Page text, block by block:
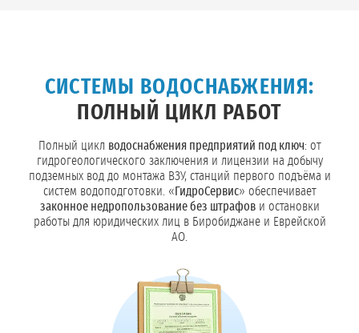
СИСТЕМЫ ВОДОСНАБЖЕНИЯ:
ПОЛНЫЙ ЦИКЛ РАБОТ
Полный цикл водоснабжения предприятий под ключ: от
гидрогеологического заключения и лицензии на добычу
подземных вод до монтажа ВЗУ, станций первого подъёма и
систем водоподготовки. «ГидроСервис» обеспечивает
законное недропользование без штрафови остановки
работы для юридических лиц в Биробиджане и Еврейской
АО.